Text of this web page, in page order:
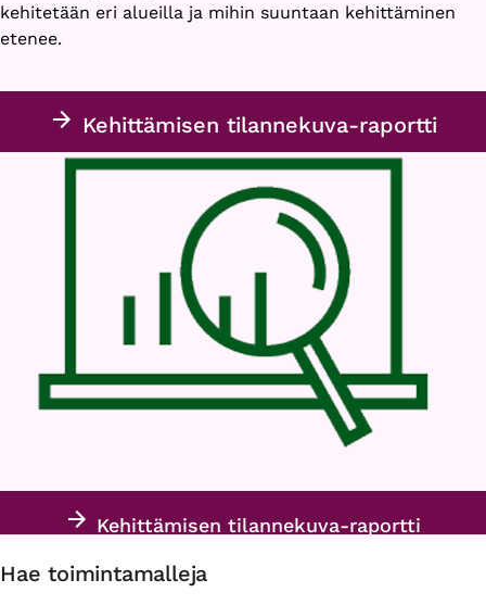
kehitetään eri alueilla ja mihin suuntaan kehittäminen
etenee.
Kehittämisen tilannekuva-raportti
Kehittämisen tilannekuva-raportti
Hae toimintamalleja